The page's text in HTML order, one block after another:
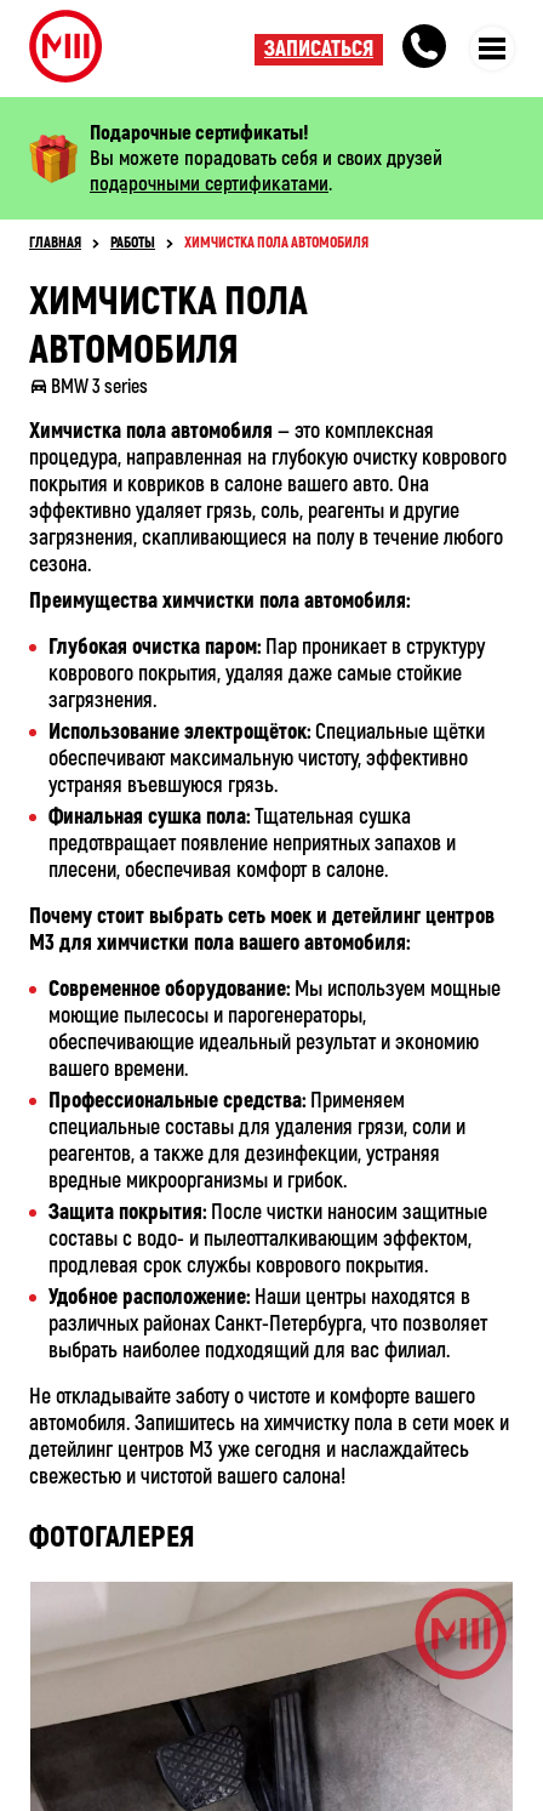
Подарочные сертификаты!
Вы можете порадовать себя и своих друзей
подарочными сертификатами.
ГЛАВНАЯ РАБОТЫ ХИМЧИСТКА ПОЛА АВТОМОБИЛЯ
ХИМЧИСТКА ПОЛА
АВТОМОБИЛЯ
BMW 3 series
Химчистка пола автомобиля — это комплексная
процедура, направленная на глубокую очистку коврового
покрытия и ковриков в салоне вашего авто. Она
эффективно удаляет грязь, соль, реагенты и другие
загрязнения, скапливающиеся на полу в течение любого
сезона.
Преимущества химчистки пола автомобиля:
Глубокая очистка паром:Пар проникает в структуру
коврового покрытия, удаляя даже самые стойкие
загрязнения.
Использование электрощёток:Специальные щётки
обеспечивают максимальную чистоту, эффективно
устраняя въевшуюся грязь.
Финальная сушка пола:Тщательная сушка
предотвращает появление неприятных запахов и
плесени, обеспечивая комфорт в салоне.
Почему стоит выбрать сеть моек и детейлинг центров
М3 для химчистки пола вашего автомобиля:
Современное оборудование:Мы используем мощные
моющие пылесосы и парогенераторы,
обеспечивающие идеальный результат и экономию
вашего времени.
Профессиональные средства:Применяем
специальные составы для удаления грязи, соли и
реагентов, а также для дезинфекции, устраняя
вредные микроорганизмы и грибок.
Защита покрытия:После чистки наносим защитные
составы с водо- и пылеотталкивающим эффектом,
продлевая срок службы коврового покрытия.
Удобное расположение:Наши центры находятся в
различных районах Санкт-Петербурга, что позволяет
выбрать наиболее подходящий для вас филиал.
Не откладывайте заботу о чистоте и комфорте вашего
автомобиля. Запишитесь на химчистку пола в сети моек и
детейлинг центров М3 уже сегодня и наслаждайтесь
свежестью и чистотой вашего салона!
ФОТОГАЛЕРЕЯ
ЗАПИСАТЬСЯ